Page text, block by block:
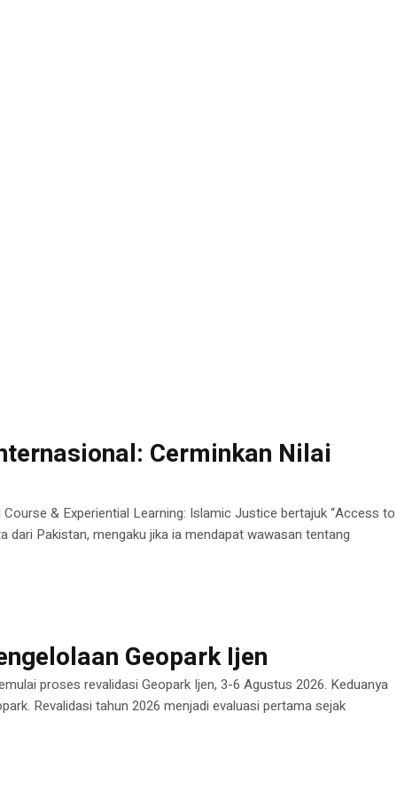
Cerminkan Nilai
& Experiential Learning: Islamic Justice bertajuk “Access to
dari Pakistan, mengaku jika ia mendapat wawasan tentang
Geopark Ijen
proses revalidasi Geopark Ijen, 3-6 Agustus 2026. Keduanya
Revalidasi tahun 2026 menjadi evaluasi pertama sejak